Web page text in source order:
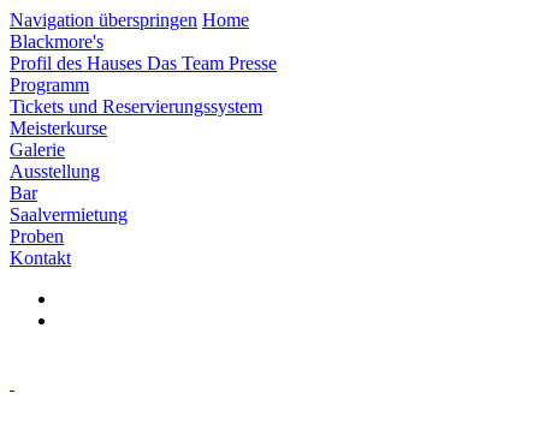
Navigation überspringen Home
Blackmore's
Profil des Hauses Das Team Presse
Programm
Tickets und Reservierungssystem
Meisterkurse
Galerie
Ausstellung
Bar
Saalvermietung
Proben
Kontakt